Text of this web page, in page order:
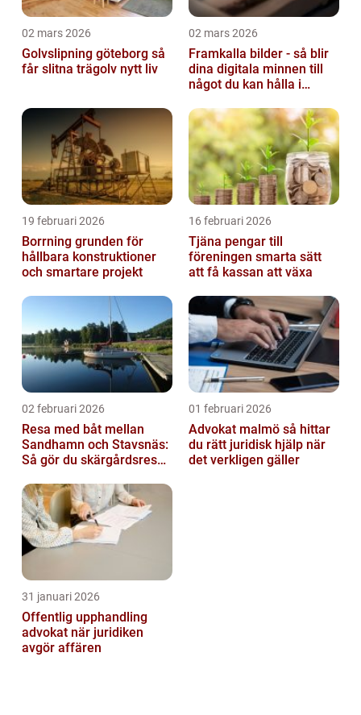
02 mars 2026
Golvslipning göteborg så
får slitna trägolv nytt liv
02 mars 2026
Framkalla bilder - så blir
dina digitala minnen till
något du kan hålla i
19 februari 2026
Borrning grunden för
hållbara konstruktioner
och smartare projekt
16 februari 2026
Tjäna pengar till
föreningen smarta sätt
att få kassan att växa
02 februari 2026
Resa med båt mellan
Sandhamn och Stavsnäs:
Så gör du skärgårdsresan
01 februari 2026
Advokat malmö så hittar
du rätt juridisk hjälp när
det verkligen gäller
31 januari 2026
Offentlig upphandling
advokat när juridiken
avgör affären